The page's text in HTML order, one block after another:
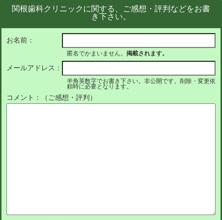
関根歯科クリニックに関する、ご感想・評判などをお書
き下さい。
お名前：
匿名でかまいません。 掲載されます。
メールアドレス：
半角英数字でお書き下さい。非公開です。削除・変更依
頼時に必要となります。
コメント：（ご感想・評判）